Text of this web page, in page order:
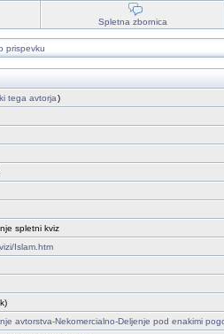
Spletna zbornica
prispevku
tega avtorja)
spletni kviz
Islam.htm
avtorstva-Nekomercialno-Deljenje pod enakimi